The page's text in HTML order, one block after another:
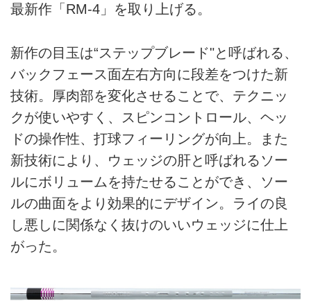
最新作「RM-4」を取り上げる。
新作の目玉は“ステップブレード"と呼ばれる、
バックフェース面左右方向に段差をつけた新
技術。厚肉部を変化させることで、テクニッ
クが使いやすく、スピンコントロール、ヘッ
ドの操作性、打球フィーリングが向上。また
新技術により、ウェッジの肝と呼ばれるソー
ルにボリュームを持たせることができ、ソー
ルの曲面をより効果的にデザイン。ライの良
し悪しに関係なく抜けのいいウェッジに仕上
がった。